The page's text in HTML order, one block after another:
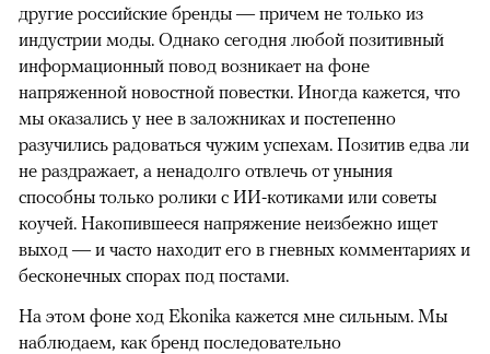
другие российские бренды — причем не только из
индустрии моды. Однако сегодня любой позитивный
информационный повод возникает на фоне
напряженной новостной повестки. Иногда кажется, что
мы оказались у нее в заложниках и постепенно
разучились радоваться чужим успехам. Позитив едва ли
не раздражает, а ненадолго отвлечь от уныния
способны только ролики с ИИ-котиками или советы
коучей. Накопившееся напряжение неизбежно ищет
выход — и часто находит его в гневных комментариях и
бесконечных спорах под постами.
На этом фоне ход Ekonika кажется мне сильным. Мы
наблюдаем, как бренд последовательно